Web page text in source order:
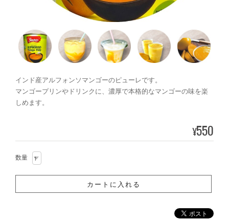
インド産アルフォンソマンゴーのピューレです。
マンゴープリンやドリンクに、濃厚で本格的なマンゴーの味を楽
しめます。
¥550
数量